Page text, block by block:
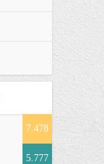
7.478
5.777